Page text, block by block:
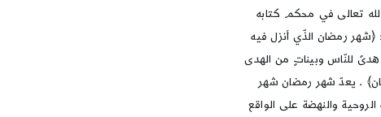
تعالى في محكم كتابه
﴿شهر رمضان الذّي أنزل فيه
هدىً للنّاس وبيناتٍ من الهدى
. يعدّ شهر رمضان شهر
الروحية والنهضة على الواقع